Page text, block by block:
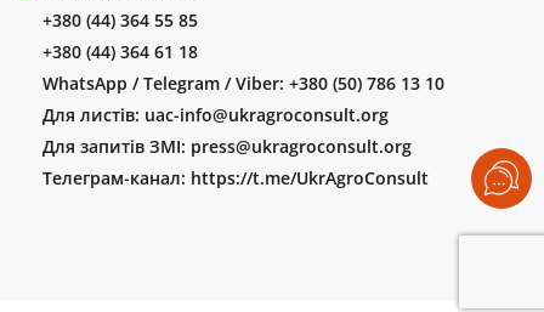
+380 (44) 364 55 85
+380 (44) 364 61 18
WhatsApp / Telegram / Viber: +380 (50) 786 13 10
Для листів: uac-info@ukragroconsult.org
Для запитів ЗМІ: press@ukragroconsult.org
Телеграм-канал: https://t.me/UkrAgroConsult